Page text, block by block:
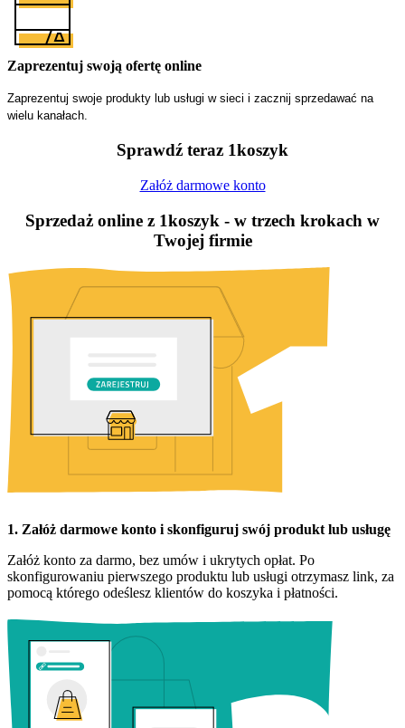
Zaprezentuj swoją ofertę online
Zaprezentuj swoje produkty lub usługi w sieci i zacznij sprzedawać na
wielu kanałach.
Sprawdź teraz 1koszyk
Załóż darmowe konto
Sprzedaż online z 1koszyk - w trzech krokach w
Twojej firmie
1. Załóż darmowe konto i skonfiguruj swój produkt lub usługę
Załóż konto za darmo, bez umów i ukrytych opłat. Po
skonfigurowaniu pierwszego produktu lub usługi otrzymasz link, za
pomocą którego odeślesz klientów do koszyka i płatności.